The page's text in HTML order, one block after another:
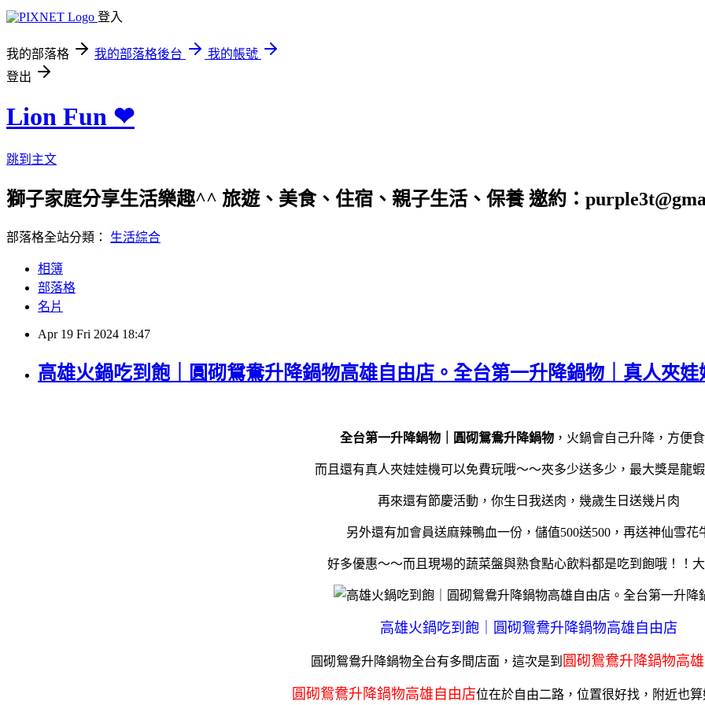
登入
我的部落格 我的部落格後台
我的帳號
登出
Lion Fun ❤
跳到主文
獅子家庭分享生活樂趣^^ 旅遊、美食、住宿、親子生活、保養 邀約：
部落格全站分類： 生活綜合
相簿
部落格
名片
Apr 19 Fri 2024 18:47
高雄火鍋吃到飽｜圓砌鴛鴦升降鍋物高雄自由店。全台第一升降鍋物｜真人夾
全台第一升降鍋物｜圓砌鴛鴦升降鍋物 ，火鍋會自己升降，方便
而且還有真人夾娃娃機可以免費玩哦～～夾多少送多少，最大獎是龍
再來還有節慶活動，你生日我送肉，幾歲生日送幾片肉
另外還有加會員送麻辣鴨血一份，儲值500送500，再送神仙雪花
好多優惠～～而且現場的蔬菜盤與熟食點心飲料都是吃到飽哦！！
高雄火鍋吃到飽｜圓砌鴛鴦升降鍋物高雄自由店
圓砌鴛鴦升降鍋物全台有多間店面，這次是到 圓砌鴛鴦升降鍋物高
圓砌鴛鴦升降鍋物高雄自由店位在於自由二路，位置很好找，附近也